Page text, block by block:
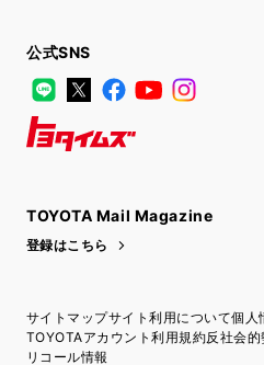
公式SNS
LINE
X FacebookYouTube
TOYOTA Mail Magazine
登録はこちら
サイトマップサイト利用について個人
TOYOTAアカウント利用規約反社会
リコール情報